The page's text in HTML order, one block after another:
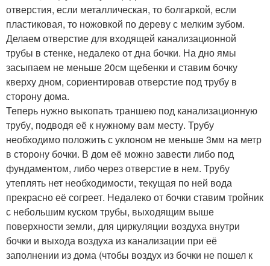
отверстия, если металлическая, то болгаркой, если
пластиковая, то ножовкой по дереву с мелким зубом.
Делаем отверстие для входящей канализационной
трубы в стенке, недалеко от дна бочки. На дно ямы
засыпаем не меньше 20см щебенки и ставим бочку
кверху дном, сориентировав отверстие под трубу в
сторону дома.
Теперь нужно выкопать траншею под канализационную
трубу, подводя её к нужному вам месту. Трубу
необходимо положить с уклоном не меньше 3мм на метр
в сторону бочки. В дом её можно завести либо под
фундаментом, либо через отверстие в нем. Трубу
утеплять нет необходимости, текущая по ней вода
прекрасно её согреет. Недалеко от бочки ставим тройник
с небольшим куском трубы, выходящим выше
поверхности земли, для циркуляции воздуха внутри
бочки и выхода воздуха из канализации при её
заполнении из дома (чтобы воздух из бочки не пошел к